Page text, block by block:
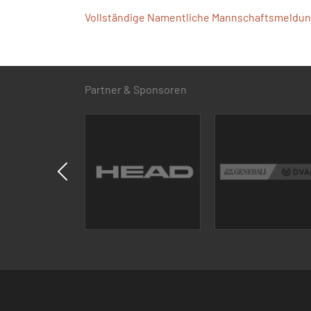
Vollständige Namentliche
Partner & Sponsoren